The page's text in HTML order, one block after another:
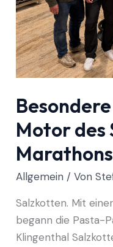
Motor des
Marathons
Allgemein / Von
Salzkotten. Mit
begann die Pasta-
Klingenthal
Salzkotten
Marathons